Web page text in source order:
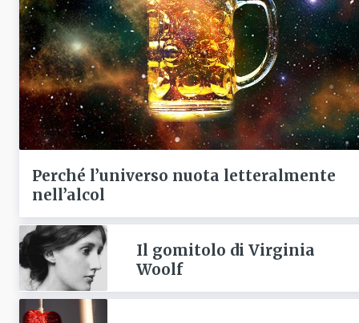
Perché l’universo nuota letteralmente
nell’alcol
Il gomitolo di Virginia
Woolf